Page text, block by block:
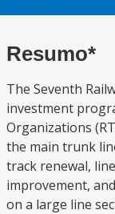
Resumo*
The Seventh
investment
Organizations
the main trunk
track renewal,
improvement,
on a large line